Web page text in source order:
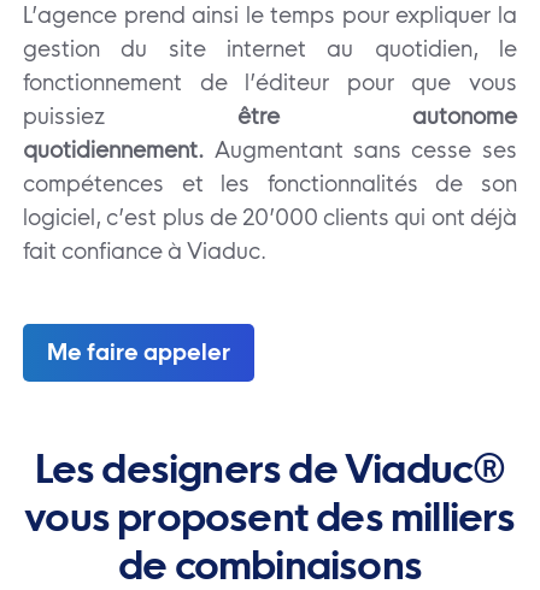
L’agence prend ainsi le temps pour expliquer la
gestion du site internet au quotidien, le
fonctionnement de l’éditeur pour que vous
puissiez être autonome
quotidiennement. Augmentant sans cesse ses
compétences et les fonctionnalités de son
logiciel, c’est plus de 20’000 clients qui ont déjà
fait confiance à Viaduc.
Me faire appeler
Les designers de Viaduc®
vous proposent des milliers
de combinaisons